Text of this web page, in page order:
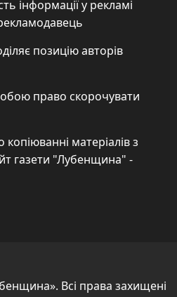
інформації у рекламі
позицію авторів
право скорочувати
матеріалів з
газети "Лубенщина" -
Всі права захищені